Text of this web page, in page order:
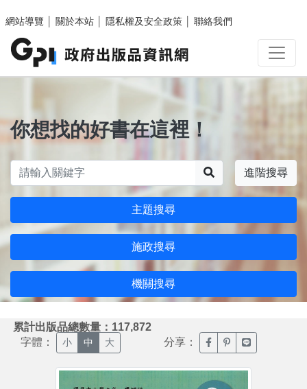
網站導覽
關於本站 隱私權及安全政策 聯絡我們
你想找的好書在這裡！
進階搜尋
主題搜尋
施政搜尋
機關搜尋
累計出版品總數量：117,872
字體： 小 中 大 分享： 臉書分享(另開新視窗)
噗浪分享(另開新
Line分享(另